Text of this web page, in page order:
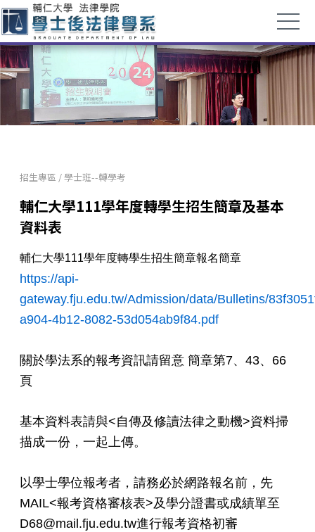
招生專區 /學士班--轉學考
輔仁大學111學年度轉學生招生簡章及基本
資料表
輔仁大學111學年度轉學生招生簡章報名簡章
https://api-
gateway.fju.edu.tw/Admission/data/Bulletins/
a904-4b12-8082-53d054ab9f84.pdf
關於學法系的報考資訊請留意 簡章第7、43、66
頁
基本資料表請與<自傳及修讀法律之動機>資料掃
描成一份，一起上傳。
以學士學位報考者，請務必於網路報名前，先
MAIL<報考資格審核表>及學分證書或成績單至
D68@mail.fju.edu.tw進行報考資格初審